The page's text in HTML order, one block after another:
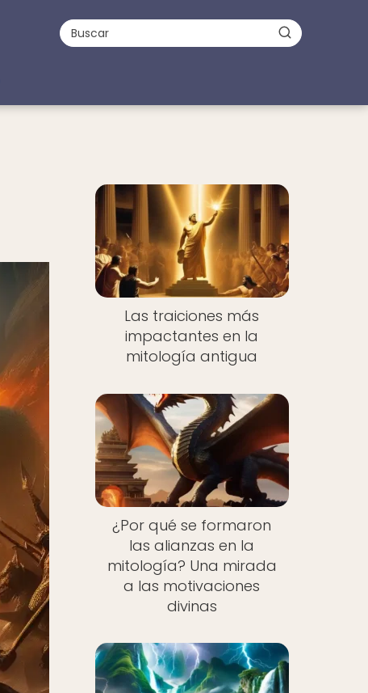
Las traiciones más
impactantes en la
mitología antigua
¿Por qué se formaron
las alianzas en la
mitología? Una mirada
a las motivaciones
divinas